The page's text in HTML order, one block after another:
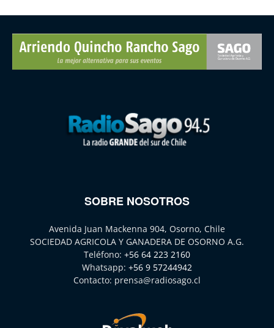
SOBRE NOSOTROS
Avenida Juan Mackenna 904, Osorno, Chile
SOCIEDAD AGRICOLA Y GANADERA DE OSORNO A.G.
Teléfono: +56 64 223 2160
Whatsapp: +56 9 57244942
Contacto: prensa@radiosago.cl